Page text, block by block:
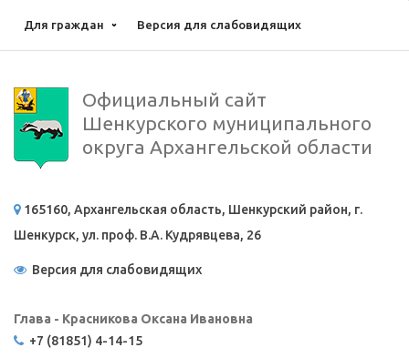
Для граждан Версия для слабовидящих
Официальный сайт
Шенкурского муниципального
округа Архангельской области
165160, Архангельская область, Шенкурский район, г.
Шенкурск, ул. проф. В.А. Кудрявцева, 26
Версия для слабовидящих
Глава - Красникова Оксана Ивановна
+7 (81851) 4-14-15